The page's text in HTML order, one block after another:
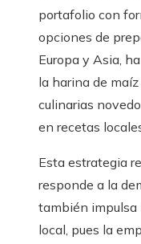
portafolio con
opciones de
Europa y Asia,
la harina de
culinarias
en recetas
Esta estrategia
responde a la
también impulsa
local, pues la